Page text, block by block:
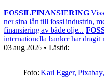
FOSSILFINANSIERING
ner sina lån till fossilindustrin,
finansiering av både olje...
internationella banker har dragit
03 aug 2026 • Lästid:
Foto: Karl Egger,